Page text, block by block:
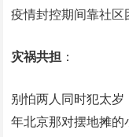
疫情封控期间靠社区
灾祸共担 ‌：
别怕两人同时犯太岁
年北京那对摆地摊